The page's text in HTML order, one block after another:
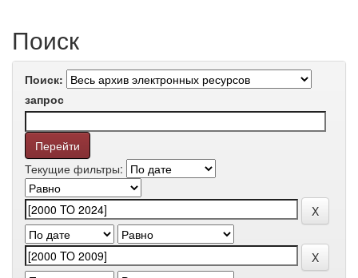
Поиск
Поиск:
запрос
Текущие фильтры: